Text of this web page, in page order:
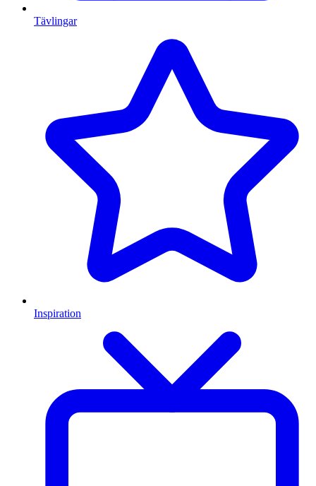
Tävlingar
Inspiration